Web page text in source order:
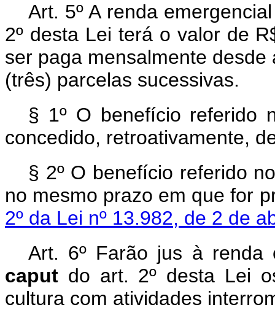
Art. 5º A renda
2º desta Lei terá o valor de
ser paga mensalmente
(três) parcelas sucessivas.
§ 1º O benefício referido
concedido, retroativamente,
§ 2º O benefício referido
no mesmo prazo em que for
2º da Lei nº 13.982, de 2 de
Art. 6º Farão jus à renda
caput do art. 2º desta Lei
cultura com atividades